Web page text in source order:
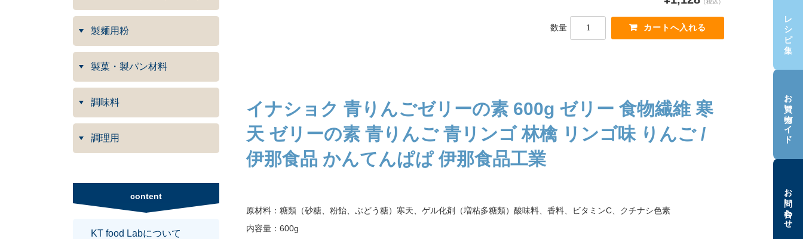
レシピ集
お買い物ガイド
お問い合わせ
（税込）
数量
イナショク 青りんごゼリーの素 600g ゼリー 食物繊維 寒
天 ゼリーの素 青りんご 青リンゴ 林檎 リンゴ味 りんご /
伊那食品 かんてんぱぱ 伊那食品工業
原材料：糖類（砂糖、粉飴、ぶどう糖）寒天、ゲル化剤（増粘多糖類）酸味料、香料、ビタミンC、クチナシ色素
内容量：600g
製麺用粉
製菓・製パン材料
調味料
調理用
content
KT food Labについて